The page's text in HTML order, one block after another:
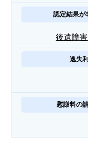
認定結果が
後遺障
逸失
慰謝料の